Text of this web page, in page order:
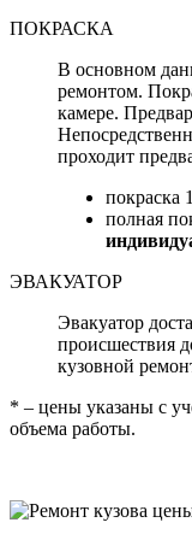
ПОКРАСКА
В основном
ремонтом.
камере.
проходит
покраска
полная
ЭВАКУАТОР
Эвакуатор
происшествия
кузовной
* – цены указаны с
объема работы.